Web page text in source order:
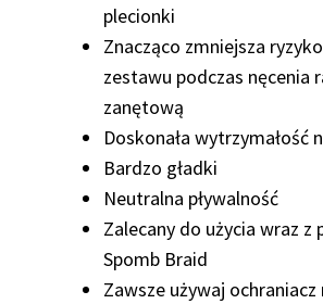
plecionki
Znacząco zmniejsza
zestawu podczas nęcenia
zanętową
Doskonała wytrzymałość
Bardzo gładki
Neutralna pływalność
Zalecany do użycia wraz z
Spomb Braid
Zawsze używaj ochraniacz